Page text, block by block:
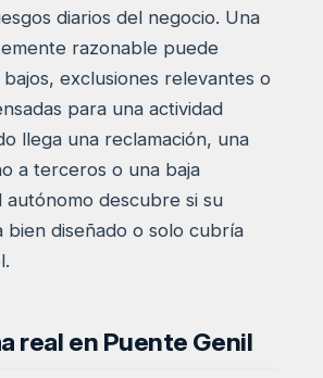
diarios del negocio. Una
razonable puede
exclusiones relevantes o
para una actividad
llega una reclamación, una
a terceros o una baja
autónomo descubre si su
bien diseñado o solo cubría
real en Puente Genil